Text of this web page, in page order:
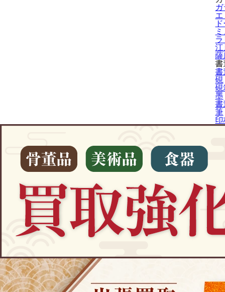
エ
江
薩
書
書
硯
硯
墨
書
筆
印